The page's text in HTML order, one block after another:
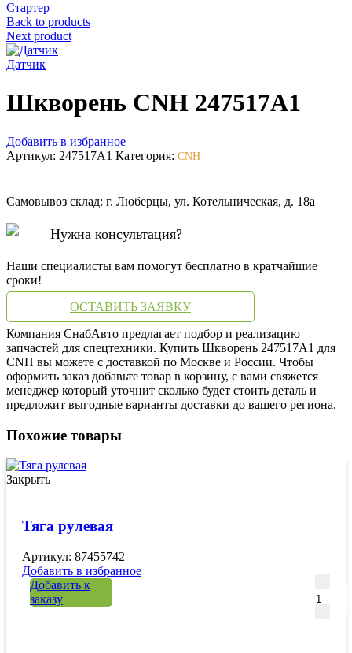
Стартер
Back to products
Next product
Датчик
Шкворень CNH 247517A1
Добавить в избранное
Артикул: 247517A1 Категория: CNH
Самовывоз склад: г. Люберцы, ул. Котельническая, д. 18а
Нужна консультация?
Наши специалисты вам помогут бесплатно в кратчайшие
сроки!
ОСТАВИТЬ ЗАЯВКУ
Компания СнабАвто предлагает подбор и реализацию
запчастей для спецтехники. Купить Шкворень 247517A1 для
CNH вы можете с доставкой по Москве и России. Чтобы
оформить заказ добавьте товар в корзину, с вами свяжется
менеджер который уточнит сколько будет стоить деталь и
предложит выгодные варианты доставки до вашего региона.
Похожие товары
Закрыть
Тяга рулевая
Артикул: 87455742
Добавить в избранное
Добавить к
заказу